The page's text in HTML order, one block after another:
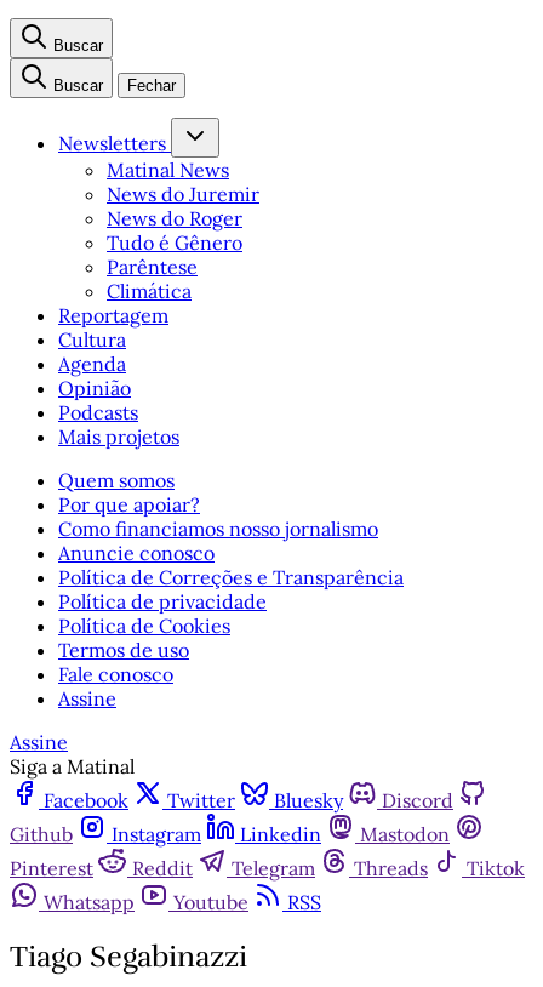
Buscar
Buscar Fechar
Newsletters
Matinal News
News do Juremir
News do Roger
Tudo é Gênero
Parêntese
Climática
Reportagem
Cultura
Agenda
Opinião
Podcasts
Mais projetos
Quem somos
Por que apoiar?
Como financiamos nosso jornalismo
Anuncie conosco
Política de Correções e Transparência
Política de privacidade
Política de Cookies
Termos de uso
Fale conosco
Assine
Assine
Siga a Matinal
Facebook
Twitter Bluesky
Discord
Github
Instagram Linkedin
Mastodon
Pinterest
Reddit Telegram Threads
Tiktok
Whatsapp
Youtube RSS
Tiago Segabinazzi